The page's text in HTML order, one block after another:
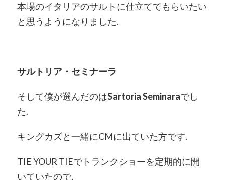
本場のイタリアのサルトに仕立ててもらいたい
と思うようになりました.
サルトリア・セミナーラ
そして僕が選んだのはSartoria Seminaraでし
た.
キングカズと一緒にCMに出ていた方です.
TIE YOUR TIEでトランクショーを定期的に開
いていたので,